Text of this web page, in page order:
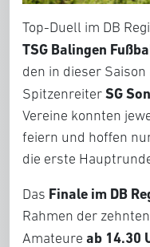
Top-Duell im DB
TSG Balingen
den in dieser
Spitzenreiter SG
Vereine konnten
feiern und hoffen
die erste
Das Finale im DB
Rahmen der
Amateure ab 14.30